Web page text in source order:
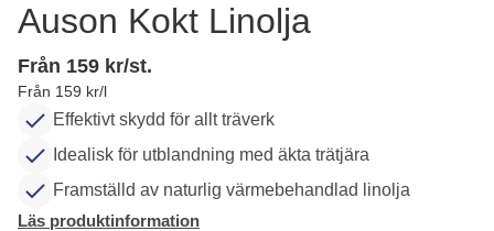
Auson Kokt Linolja
Från 159 kr/st.
Från 159 kr/l
Effektivt skydd för allt träverk
Idealisk för utblandning med äkta trätjära
Framställd av naturlig värmebehandlad linolja
Läs produktinformation